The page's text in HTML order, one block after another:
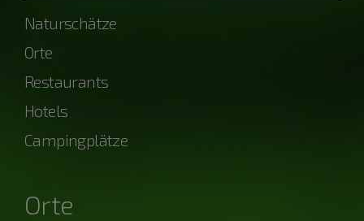
Naturschätze
Orte
Restaurants
Hotels
Campingplätze
Orte